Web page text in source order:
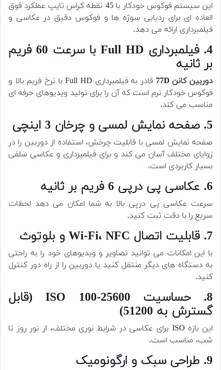
این سیستم فوکوس خودکار با 45 نقطه کراس تایپ عملکرد فوق
العاده ای برای ردیابی سوژه ها و فوکوس دقیق در عکاسی و
فیلمبرداری ارائه می دهد.
4. فیلمبرداری Full HD با سرعت 60 فریم
بر ثانیه
دوربین کانن 77D
قادر به فیلمبرداری Full HD با نرخ فریم بالا و
فوکوس خودکار نرم است که آن را برای تولید ویدیوهای حرفه ای
مناسب می کند.
5. صفحه نمایش لمسی و چرخان 3 اینچی
صفحه نمایش لمسی با قابلیت چرخش، استفاده از دوربین را در
زوایای مختلف آسان می کند و برای فیلمبرداری و عکاسی سلفی
بسیار کاربردی است.
6. عکاسی پی درپی 6 فریم بر ثانیه
سرعت عکاسی پی درپی بالا به شما امکان می دهد لحظات
سریع را با دقت ثبت کنید.
7. قابلیت اتصال Wi-Fi، NFC و بلوتوث
با این امکانات می توانید تصاویر و ویدیوهای خود را به راحتی
به دستگاه های دیگر منتقل کنید یا دوربین را از راه دور کنترل
کنید.
8. حساسیت ISO 100-25600 (قابل
گسترش به 51200)
این بازه ISO برای عکاسی در شرایط نوری مختلف، از نور روز تا
شب، مناسب است.
9. طراحی سبک و ارگونومیک